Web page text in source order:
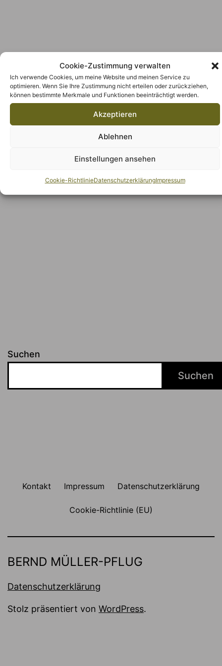
Cookie-Zustimmung verwalten
Ich verwende Cookies, um meine Website und meinen Service zu
optimieren. Wenn Sie Ihre Zustimmung nicht erteilen oder zurückziehen,
können bestimmte Merkmale und Funktionen beeinträchtigt werden.
Akzeptieren
Ablehnen
Einstellungen ansehen
Cookie-RichtlinieDatenschutzerklärungImpressum
Suchen
Suchen
Kontakt Impressum Datenschutzerklärung
Cookie-Richtlinie (EU)
BERND MÜLLER-PFLUG
Datenschutzerklärung
Stolz präsentiert von WordPress.